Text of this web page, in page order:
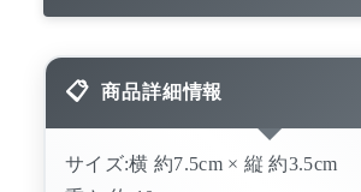
商品詳細情報
サイズ:横 約7.5cm × 縦 約3.5cm